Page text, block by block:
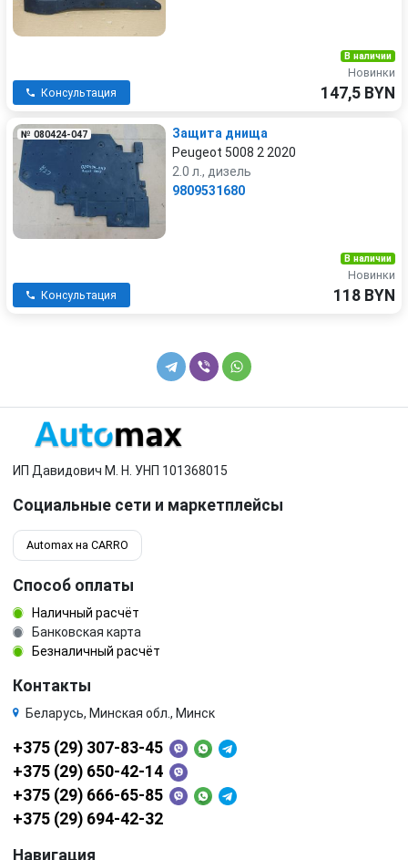
Консультация
В наличии
Новинки
147,5 BYN
№ 080424-047
Защита днища
Peugeot 5008 2 2020
2.0 л., дизель
9809531680
Консультация
В наличии
Новинки
118 BYN
ИП Давидович М. Н. УНП 101368015
Социальные сети и маркетплейсы
Automax на CARRO
Способ оплаты
Наличный расчёт
Банковская карта
Безналичный расчёт
Контакты
Беларусь, Минская обл., Минск
+375 (29) 307-83-45
+375 (29) 650-42-14
+375 (29) 666-65-85
+375 (29) 694-42-32
Навигация